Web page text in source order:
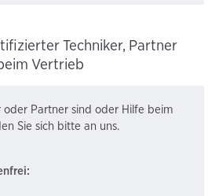
Techniker, Partner
Vertrieb
oder Partner sind oder Hilfe beim
Sie sich bitte an uns.